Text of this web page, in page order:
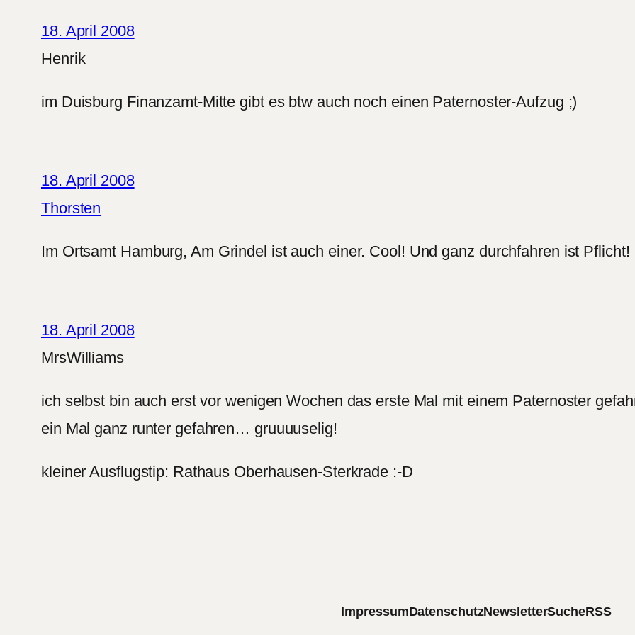
18. April 2008
Henrik
im Duisburg Finanzamt-Mitte gibt es btw auch noch einen Paternoster-Aufzug ;)
18. April 2008
Thorsten
Im Ortsamt Hamburg, Am Grindel ist auch einer. Cool! Und ganz durchfahren ist Pflicht!
18. April 2008
MrsWilliams
ich selbst bin auch erst vor wenigen Wochen das erste Mal mit einem Paternoster
ein Mal ganz runter gefahren… gruuuuselig!
kleiner Ausflugstip: Rathaus Oberhausen-Sterkrade :-D
ImpressumDatenschutzNewsletterSucheRSS